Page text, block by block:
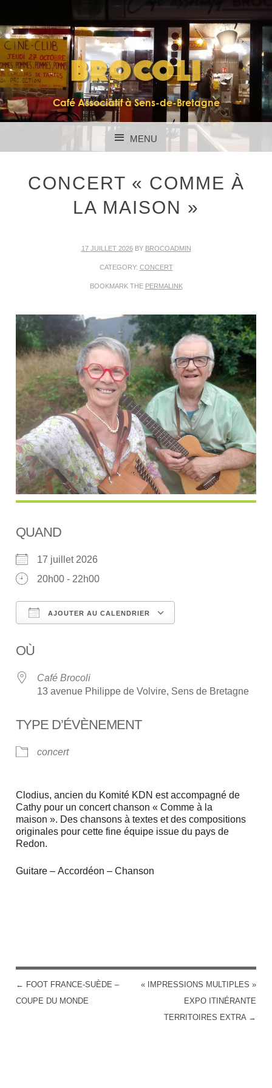
BROCOLI
Café Associatif à Sens-de-Bretagne
MENU
CONCERT « COMME À
LA MAISON »
17 JUILLET 2026BY BROCOADMIN
CATEGORY: CONCERT
BOOKMARK THE PERMALINK
QUAND
17 juillet 2026
20h00 - 22h00
AJOUTER AU CALENDRIER
OÙ
Café Brocoli
13 avenue Philippe de Volvire, Sens de Bretagne
TYPE D’ÉVÈNEMENT
concert
Clodius, ancien du Komité KDN est accompagné de
Cathy pour un concert chanson « Comme à la
maison ». Des chansons à textes et des compositions
originales pour cette fine équipe issue du pays de
Redon.
Guitare – Accordéon – Chanson
POST NAVIGATION
← FOOT FRANCE-SUÈDE –
COUPE DU MONDE
« IMPRESSIONS MULTIPLES »
EXPO ITINÉRANTE
TERRITOIRES EXTRA →